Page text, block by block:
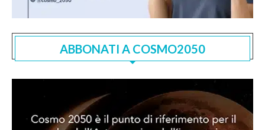
ABBONATI A COSMO2050